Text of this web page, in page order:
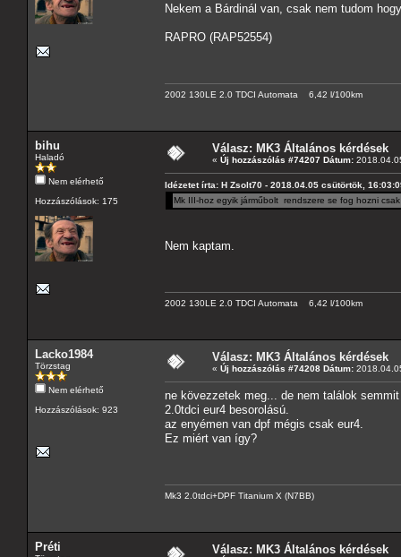
Nekem a Bárdinál van, csak nem tudom
RAPRO (RAP52554)
2002 130LE 2.0 TDCI Automata 6,42 l/100km
bihu
Haladó
Nem elérhető
Hozzászólások: 175
Válasz: MK3 Általános kérdések
« Új hozzászólás #74207 Dátum:
Idézetet írta: H Zsolt70 - 2018.04.05 csütörtök,
Mk III-hoz egyik járműbolt rendszere se fog hozni
Nem kaptam.
2002 130LE 2.0 TDCI Automata 6,42 l/100km
Lacko1984
Törzstag
Nem elérhető
Hozzászólások: 923
Válasz: MK3 Általános kérdések
« Új hozzászólás #74208 Dátum:
ne kövezzetek meg... de nem találok
2.0tdci eur4 besorolású.
az enyémen van dpf mégis csak eur4.
Ez miért van így?
Mk3 2.0tdci+DPF Titanium X (N7BB)
Préti Válasz: MK3 Általános kérdések